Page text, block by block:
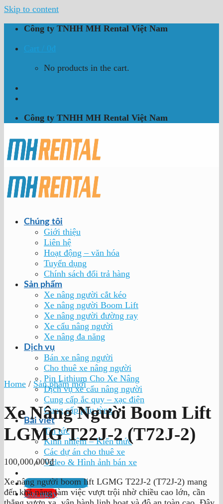
Skip to content
Công ty TNHH MH Rental Việt Nam
Cart / 0₫
No products in the cart.
Công ty TNHH MH Rental Việt Nam
Chúng tôi
Giới thiệu
Liên hệ
Hoạt động – văn hóa
Tuyển dụng
Chính sách đổi trả hàng
Sản phẩm
Xe nâng người cắt kéo
Xe nâng người Boom Lift
Xe nâng người đường ray
Xe cẩu nâng người
Xe nâng đa năng
Dịch vụ
Bán xe nâng người
Cho thuê xe nâng người
Pin Lithium Cho Xe Nâng
Dịch vụ xe cẩu nâng người
Cung cấp ắc quy – xạc điện
Cung cấp phụ tùng
Bài viết
Tin tức
Kinh nhiệm – Kiến thức
Các dự án cho thuê xe
Video & Hình ảnh bán xe
Tư vấn & báo giá
Gọi ngay
Home / Sản phẩm mới
Xe Nâng Người Boom Lift
LGMG T22J-2 (T72J-2)
100,000,000₫
Xe nâng người boom lift LGMG T22J-2 (T72J-2) mang
đến khả năng làm việc vượt trội nhờ chiều cao lớn, cần